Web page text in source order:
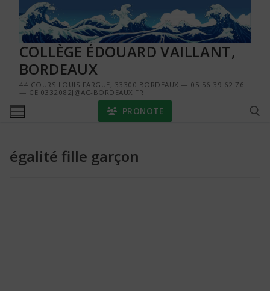
contenu
COLLÈGE ÉDOUARD VAILLANT,
BORDEAUX
44 COURS LOUIS FARGUE, 33300 BORDEAUX — 05 56 39 62 76
— CE.0332082J@AC-BORDEAUX.FR
PRONOTE
égalité fille garçon